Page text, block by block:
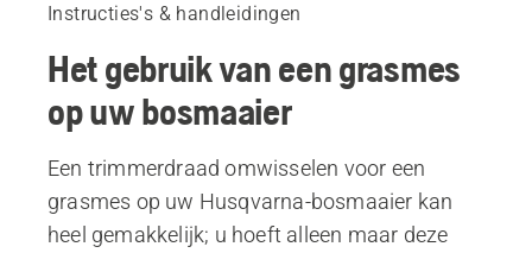
Instructies's & handleidingen
Het gebruik van een grasmes
op uw bosmaaier
Een trimmerdraad omwisselen voor een
grasmes op uw Husqvarna-bosmaaier kan
heel gemakkelijk; u hoeft alleen maar deze